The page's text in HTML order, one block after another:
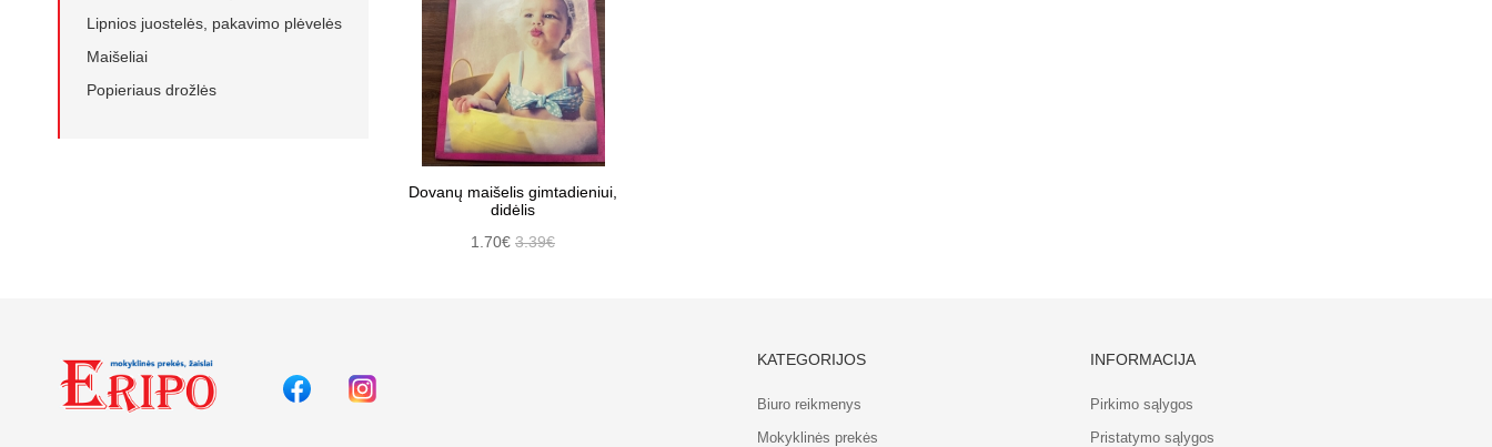
Lipnios juostelės, pakavimo plėvelės
Maišeliai
Popieriaus drožlės
Dovanų maišelis gimtadieniui,
didėlis
1.70€ 3.39€
KATEGORIJOS
Biuro reikmenys
Mokyklinės prekės
INFORMACIJA
Pirkimo sąlygos
Pristatymo sąlygos